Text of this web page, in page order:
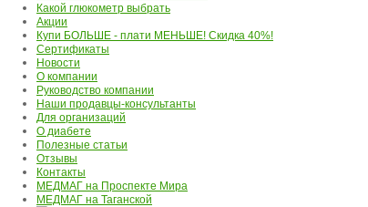
Какой глюкометр выбрать
Акции
Купи БОЛЬШЕ - плати МЕНЬШЕ! Скидка 40%!
Сертификаты
Новости
О компании
Руководство компании
Наши продавцы-консультанты
Для организаций
О диабете
Полезные статьи
Отзывы
Контакты
МЕДМАГ на Проспекте Мира
МЕДМАГ на Таганской